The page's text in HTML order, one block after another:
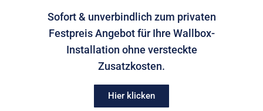
Sofort & unverbindlich zum privaten
Festpreis Angebot für Ihre Wallbox-
Installation ohne versteckte
Zusatzkosten.
Hier klicken